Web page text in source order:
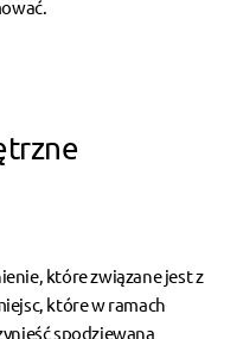
które związane jest z
które w ramach
spodziewaną